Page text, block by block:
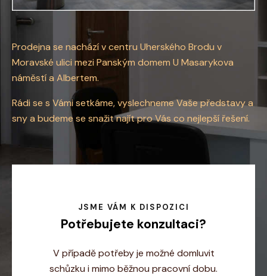
Prodejna se nachází v centru Uherského Brodu v
Moravské ulici mezi Panským domem U Masarykova
náměstí a Albertem.
Rádi se s Vámi setkáme, vyslechneme Vaše představy a
sny a budeme se snažit najít pro Vás co nejlepší řešení.
JSME VÁM K DISPOZICI
Potřebujete konzultaci?
V případě potřeby je možné domluvit
schůzku i mimo běžnou pracovní dobu.